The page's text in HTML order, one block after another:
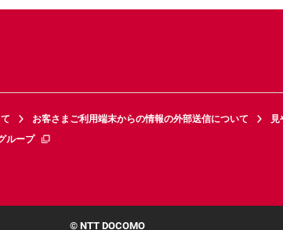
お客さまご利用端末からの情報の外部送信について
見
ループ
© NTT DOCOMO